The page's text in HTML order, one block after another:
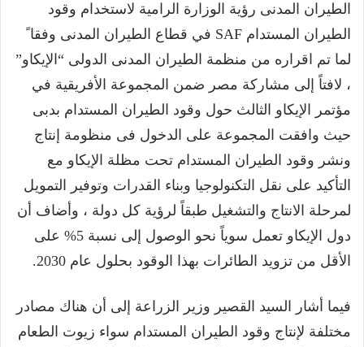
الطيران المدنى رؤية الوزارة الرامية لاستخدام وقود
الطيران المستدام SAF في قطاع الطيران المدنى وفقا ً
لما تم اقراره من منظمة الطيران المدنى الدولى “الإيكاو”
، لافتاً إلى مشاركة مصر ضمن المجموعة الأفريقية في
مؤتمر الإيكاو الثالث حول وقود الطيران المستدام بدبى
حيث وافقت المجموعة على الدخول فى منظومة إنتاج
ونشر وقود الطيران المستدام تحت مظلة الإيكاو مع
التأكيد على نقل التكنولوجيا وبناء القدرات وتوفير التمويل
لمرحلة الانتاج والتشغيل طبقاً لرؤية كل دولة ، وأضاف أن
دول الإيكاو تعمل سوياً نحو الوصول إلى نسبة 5% على
الأقل من تزويد الطائرات بهذا الوقود بحلول عام 2030.
فيما أشار السيد القصير وزير الزراعة إلى أن هناك مصادر
مختلفة لإنتاج وقود الطيران المستدام سواء زيوت الطعام